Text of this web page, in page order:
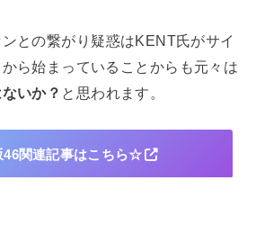
との繋がり疑惑はKENT氏がサイ
ら始まっていることからも元々は
いか？ と思われます。
関連記事はこちら☆